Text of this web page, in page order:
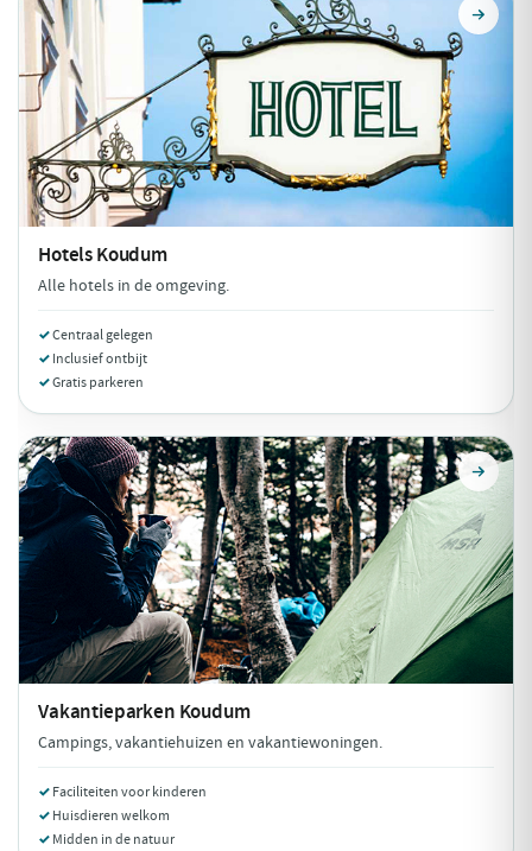
HotelsKoudum
Alle hotels in de omgeving.
Centraal gelegen
Inclusief ontbijt
Gratis parkeren
Vakantieparken Koudum
Campings, vakantiehuizen en vakantiewoningen.
Faciliteiten voor kinderen
Huisdieren welkom
Midden in de natuur